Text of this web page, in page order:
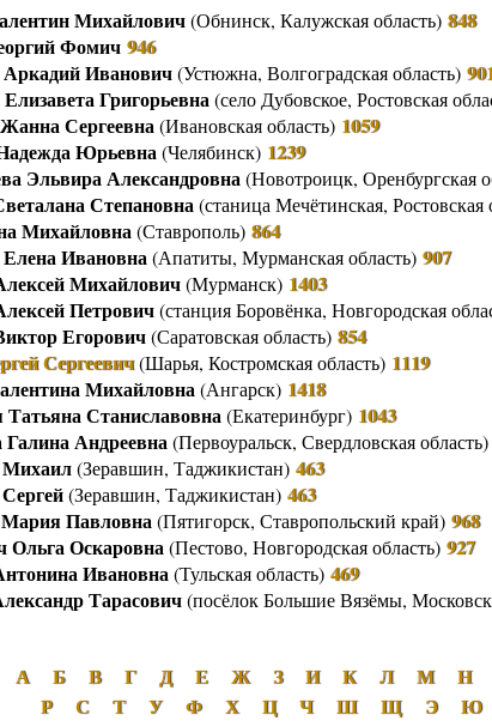
Музыканты
Ансамбли, оркестры, хоры
Из фонотеки «Встречи...»
Другие работы В.В.Татарского
Из архива «Радио России»
Предтеча «Встречи с песней»
Михайлович(Обнинск, Калужская область) 848
Фомич 946
Аркадий Иванович(Устюжна, Волгоградская область)
Григорьевна(село Дубовское, Ростовская
Сергеевна(Ивановская область) 1059
Юрьевна(Челябинск) 1239
Эльвира Александровна(Новотроицк, Оренбургская
Степановна(станица Мечётинская, Ростовская
Михайловна(Ставрополь) 864
Ивановна(Апатиты, Мурманская область) 907
Михайлович(Мурманск) 1403
Петрович(станция Боровёнка, Новгородская
Егорович(Саратовская область) 854
Сергеевич(Шарья, Костромская область) 1119
Михайловна(Ангарск) 1418
Станиславовна(Екатеринбург) 1043
Андреевна(Первоуральск, Свердловская область)
(Зеравшин, Таджикистан) 463
(Зеравшин, Таджикистан) 463
Павловна(Пятигорск, Ставропольский край) 968
Ольга Оскаровна(Пестово, Новгородская область) 927
Ивановна(Тульская область) 469
Тарасович(посёлок Большие Вязёмы,
А
Б В Г Д Е Ж З И К Л М Н
Р
С Т У Ф Х Ц Ч Ш Щ Э Ю